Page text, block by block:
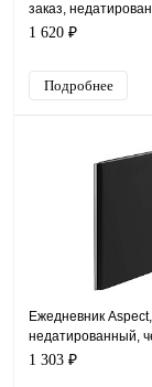
заказ,
1 620 ₽
Подробнее
Ежедневник Aspect,
недатированный,
1 303 ₽